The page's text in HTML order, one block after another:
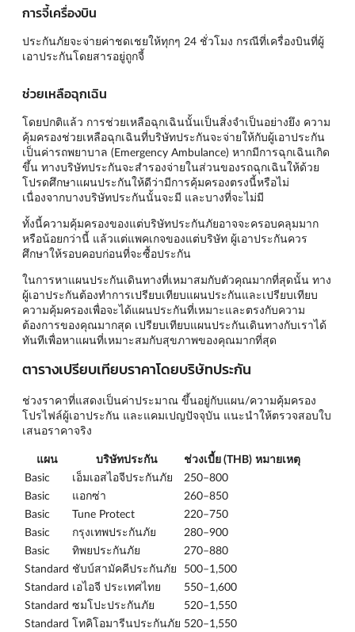
การจี้เครื่องบิน
ประกันภัยจะจ่ายค่าชดเชยให้ทุกๆ 24 ชั่วโมง กรณีที่เครื่องบินที่ผู้
เอาประกันโดยสารอยู่ถูกจี้
ช่วยเหลือฉุกเฉิน
โดยปกติแล้ว การช่วยเหลือฉุกเฉินนั้นเป็นสิ่งจำเป็นอย่างยึง ความ
คุ้มครองช่วยเหลือฉุกเฉินที่บริษัทประกันจะจ่ายให้กับผู้เอาประกัน
เป็นค่ารถพยาบาล (Emergency Ambulance) หากมีการฉุกเฉินเกิด
ขึ้น ทางบริษัทประกันจะสำรองจ่ายในส่วนของรถฉุกเฉินให้ด้วย
โปรดศึกษาแผนประกันให้ดีว่ามีการคุ้มครองตรงนี้หรือไม่
เนื่องจากบางบริษัทประกันนั้นจะมี และบางที่จะไม่มี
ทั้งนี้ความคุ้มครองของแต่บริษัทประกันภัยอาจจะครอบคลุมมาก
หรือน้อยกว่านี้ แล้วแต่แพคเกจของแต่บริษัท ผู้เอาประกันควร
ศึกษาให้รอบคอบก่อนที่จะซื้อประกัน
ในการหาแผนประกันเดินทางที่เหมาสมกับตัวคุณมากที่สุดนั้น ทาง
ผู้เอาประกันต้องทำการเปรียบเทียบแผนประกันและเปรียบเทียบ
ความคุ้มครองเพื่อจะได้แผนประกันที่เหมาะและตรงกับความ
ต้องการของคุณมากสุด เปรียบเทียบแผนประกันเดินทางกับเราได้
ทันทีเพื่อหาแผนที่เหมาะสมกับสุขภาพของคุณมากที่สุด
ตารางเปรียบเทียบราคาโดยบริษัทประกัน
ช่วงราคาที่แสดงเป็นค่าประมาณ ขึ้นอยู่กับแผน/ความคุ้มครอง
โปรไฟล์ผู้เอาประกัน และแคมเปญปัจจุบัน แนะนำให้ตรวจสอบใบ
เสนอราคาจริง
แผน บริษัทประกัน ช่วงเบี้ย (THB) หมายเหตุ
Basic
เอ็มเอสไอจีประกันภัย
250–800
Basic
แอกซ่า
260–850
Basic
Tune Protect
220–750
Basic
กรุงเทพประกันภัย
280–900
Basic
ทิพยประกันภัย
270–880
Standard ชับบ์สามัคคีประกันภัย
500–1,500
Standard เอไอจี ประเทศไทย
550–1,600
Standard ซมโปะประกันภัย
520–1,550
Standard โทคิโอมารีนประกันภัย 520–1,550